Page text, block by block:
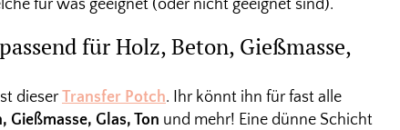
für was geeignet (oder nicht geeignet sind).
für Holz, Beton, Gießmasse,
dieserTransfer Potch. Ihr könnt ihn für fast alle
Glas, Ton und mehr! Eine dünne Schicht